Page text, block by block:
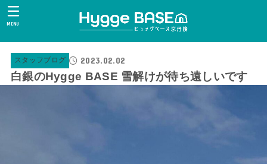
MENU
スタッフブログ 2023.02.02
白銀のHygge BASE 雪解けが待ち遠しいです